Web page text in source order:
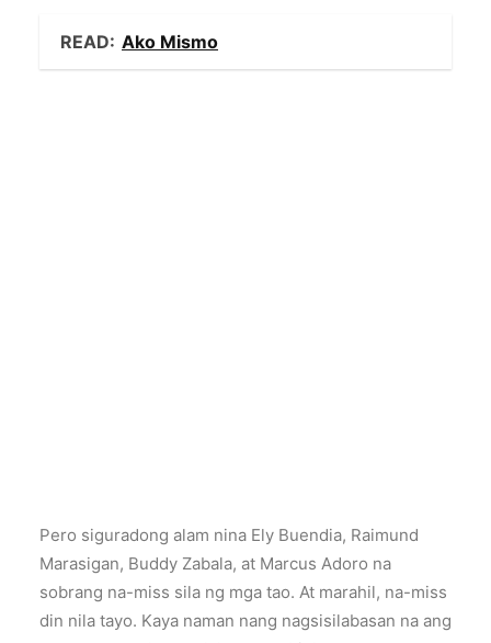
READ: Ako Mismo
Pero siguradong alam nina Ely Buendia, Raimund
Marasigan, Buddy Zabala, at Marcus Adoro na
sobrang na-miss sila ng mga tao. At marahil, na-miss
din nila tayo. Kaya naman nang nagsisilabasan na ang